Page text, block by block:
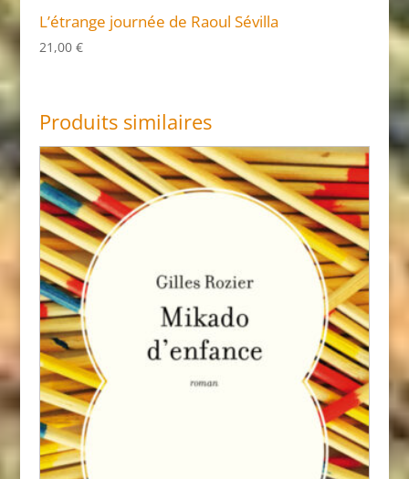
L’étrange journée de Raoul Sévilla
21,00 €
Produits similaires